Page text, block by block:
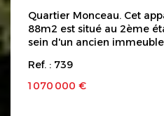
site Géorisques :
Quartier Monceau. Cet appartement traversant de
88m2 est situé au 2ème
sein d'un ancien
situé rue de Courcelles, à
Monceau, des commerces et
compose d'une entrée
sur rue, d'un cuisine
Ref. : 739
1 070 000 €